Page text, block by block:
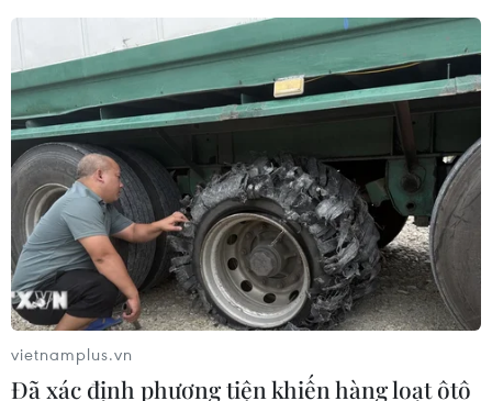
TIN CÙNG CHUYÊN MỤC
vietnamplus.vn
Đã xác định phương tiện khiến hàng loạt ôtô